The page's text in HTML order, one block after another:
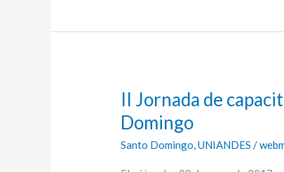
II Jornada de
Domingo
Santo Domingo,UNIANDES /
II
Jornada
de
capacitaciones